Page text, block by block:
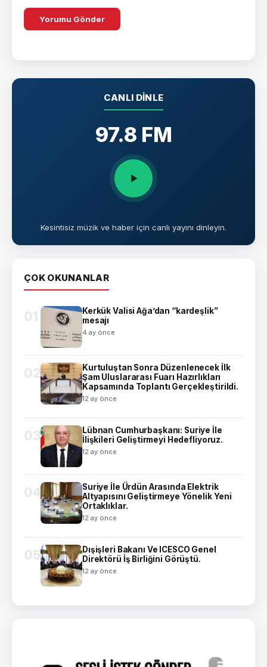
CANLI DINLE
97.8 FM
Kesintisiz müzik ve haber için canlı yayını dinleyin.
ÇOK OKUNANLAR
01
Kerkük Valisi Ağa’dan “kardeşlik”
mesajı
4 ay önce
02
Kurtuluştan Sonra Düzenlenecek İlk
Şam Uluslararası Fuarı Hazırlıkları
Kapsamında Toplantı Gerçekleştirildi.
12 ay önce
03
Lübnan Cumhurbaşkanı: Suriye İle
İlişkileri Geliştirmeyi Hedefliyoruz.
12 ay önce
04
Suriye İle Ürdün Arasında Elektrik
Altyapısını Geliştirmeye Yönelik Yeni
Ortaklıklar.
12 ay önce
05
Dışişleri Bakanı Ve ICESCO Genel
Direktörü İş Birliğini Görüştü.
12 ay önce